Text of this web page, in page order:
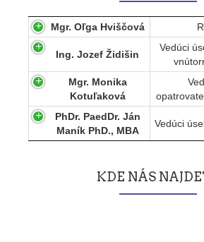
Mgr. Oľga Hviščová
Ing. Jozef Židišin
Vedúci
Mgr. Monika
Kotuľaková
PhDr. PaedDr. Ján
Maník PhD., MBA
Vedúci
KDE NÁS